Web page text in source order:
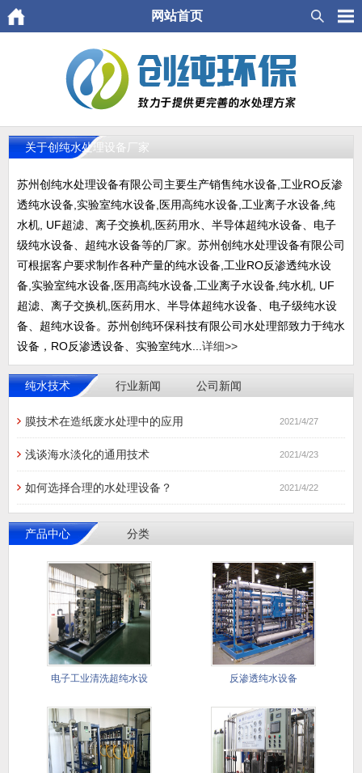
网站首页
关于创纯水处理设备厂家
苏州创纯水处理设备有限公司主要生产销售纯水设备,工业RO反渗
透纯水设备,实验室纯水设备,医用高纯水设备,工业离子水设备,纯
水机, UF超滤、离子交换机,医药用水、半导体超纯水设备、电子
级纯水设备、超纯水设备等的厂家。苏州创纯水处理设备有限公司
可根据客户要求制作各种产量的纯水设备,工业RO反渗透纯水设
备,实验室纯水设备,医用高纯水设备,工业离子水设备,纯水机, UF
超滤、离子交换机,医药用水、半导体超纯水设备、电子级纯水设
备、超纯水设备。苏州创纯环保科技有限公司水处理部致力于纯水
设备，RO反渗透设备、实验室纯水... 详细>>
纯水技术 行业新闻 公司新闻
膜技术在造纸废水处理中的应用 2021/4/27
浅谈海水淡化的通用技术 2021/4/23
如何选择合理的水处理设备？ 2021/4/22
产品中心 分类
电子工业清洗超纯水设 反渗透纯水设备